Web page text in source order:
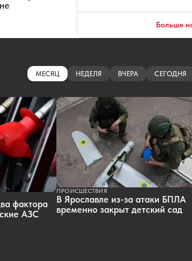
Больше
МЕСЯЦ НЕДЕЛЯ ВЧЕРА СЕГОДНЯ
фактора
АЗС
ПРОИСШЕСТВИЯ
В Ярославле из-за атаки БПЛА
временно закрыт детский сад